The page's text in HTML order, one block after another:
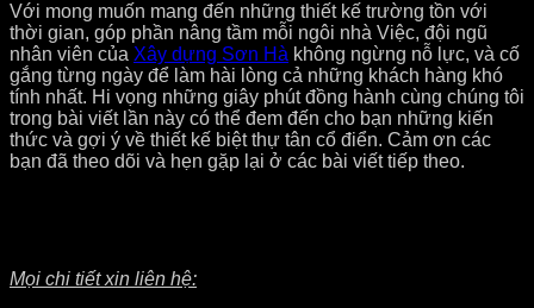
Với mong muốn mang đến những thiết kế trường tồn với
thời gian, góp phần nâng tầm mỗi ngôi nhà Việc, đội ngũ
nhân viên của Xây dựng Sơn Hà không ngừng nỗ lực, và cố
gắng từng ngày để làm hài lòng cả những khách hàng khó
tính nhất. Hi vọng những giây phút đồng hành cùng chúng tôi
trong bài viết lần này có thể đem đến cho bạn những kiến
thức và gợi ý về thiết kế biệt thự tân cổ điển. Cảm ơn các
bạn đã theo dõi và hẹn gặp lại ở các bài viết tiếp theo.
Mọi chi tiết xin liên hệ: